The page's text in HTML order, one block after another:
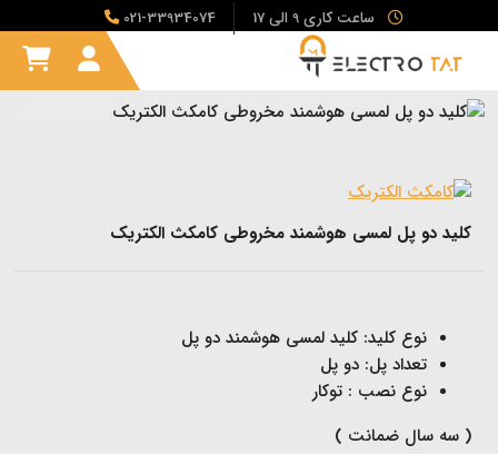
ساعت کاری 9 الی 17 021-33934074
کلید دو پل لمسی هوشمند مخروطی کامکث الکتریک
نوع کلید: کلید لمسی هوشمند دو پل
تعداد پل: دو پل
نوع نصب : توکار
( سه سال ضمانت )